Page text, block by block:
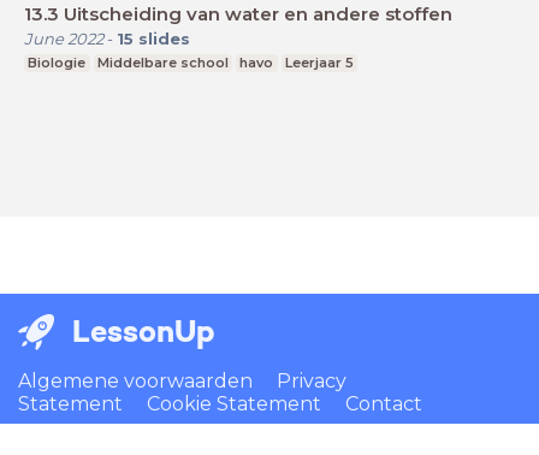
13.3 Uitscheiding van water en andere stoffen
June 2022- 15 slides
Biologie Middelbare school havo Leerjaar 5
LessonUp
Algemene voorwaarden
Privacy
Statement
Cookie Statement Contact